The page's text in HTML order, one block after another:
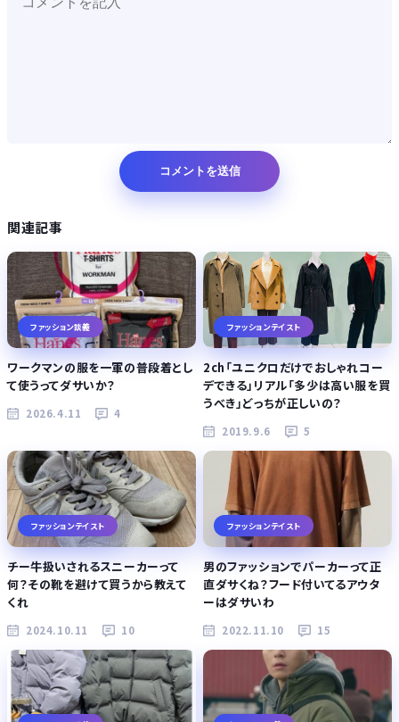
関連記事
ファッション談義
ワークマンの服を一軍の普段着とし
て使うってダサいか？
2026.4.11 4
ファッションテイスト
2ch「ユニクロだけでおしゃれコー
デできる」リアル「多少は高い服を買
うべき」どっちが正しいの？
2019.9.6 5
ファッションテイスト
チー牛扱いされるスニーカーって
何？その靴を避けて買うから教えて
くれ
2024.10.11 10
ファッションテイスト
男のファッションでパーカーって正
直ダサくね？フード付いてるアウタ
ーはダサいわ
2022.11.10 15